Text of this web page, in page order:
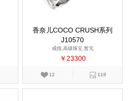
香奈儿COCO CRUSH系列
J10570
戒指,高级珠宝,暂无
￥23300
12 118